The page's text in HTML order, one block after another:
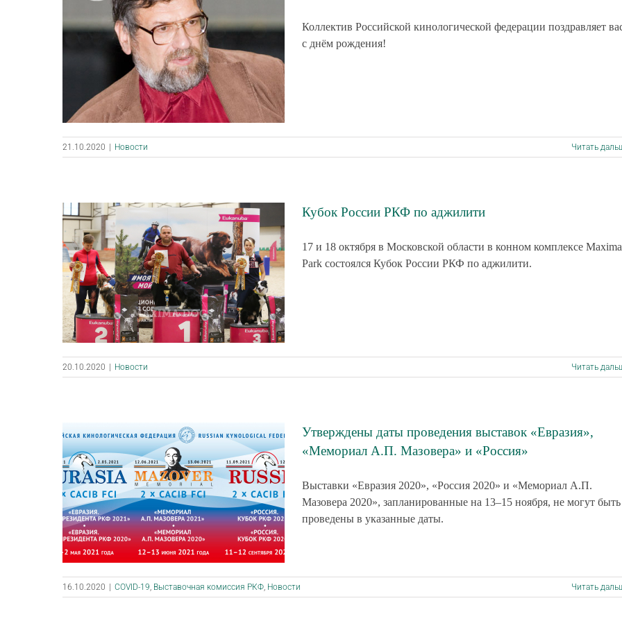
Коллектив Российской кинологической федерации поздравляет
с днём рождения!
21.10.2020 Новости Читать
Кубок России РКФ по аджилити
17 и 18 октября в Московской области в конном комплексе Maxima
Park состоялся Кубок России РКФ по аджилити.
20.10.2020 Новости Читать
Утверждены даты проведения выставок «Евразия»,
«Мемориал А.П. Мазовера» и «Россия»
Выставки «Евразия 2020», «Россия 2020» и «Мемориал А.П.
Мазовера 2020», запланированные на 13–15 ноября, не могут быть
проведены в указанные даты.
16.10.2020 COVID-19, Выставочная комиссия РКФ, Новости Читать